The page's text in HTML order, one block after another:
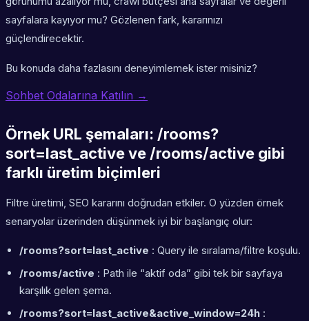
sayfalara kayıyor mu? Gözlenen fark, kararınızı
güçlendirecektir.
Bu konuda daha fazlasını deneyimlemek ister misiniz?
Sohbet Odalarına Katılın →
Örnek URL şemaları: /rooms?
sort=last_active ve /rooms/active gibi
farklı üretim biçimleri
Filtre üretimi, SEO kararını doğrudan etkiler. O yüzden örnek
senaryolar üzerinden düşünmek iyi bir başlangıç olur:
/rooms?sort=last_active : Query ile sıralama/filtre koşulu.
/rooms/active : Path ile “aktif oda” gibi tek bir sayfaya
karşılık gelen şema.
/rooms?sort=last_active&active_window=24h :